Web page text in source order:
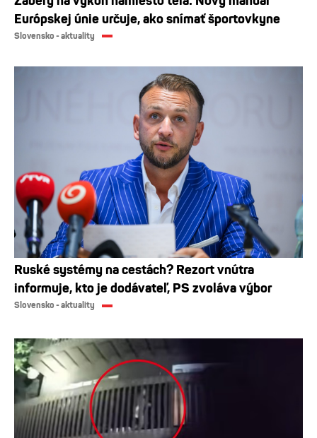
Európskej únie určuje, ako snímať športovkyne
Slovensko - aktuality
Ruské systémy na cestách? Rezort vnútra
informuje, kto je dodávateľ, PS zvoláva výbor
Slovensko - aktuality